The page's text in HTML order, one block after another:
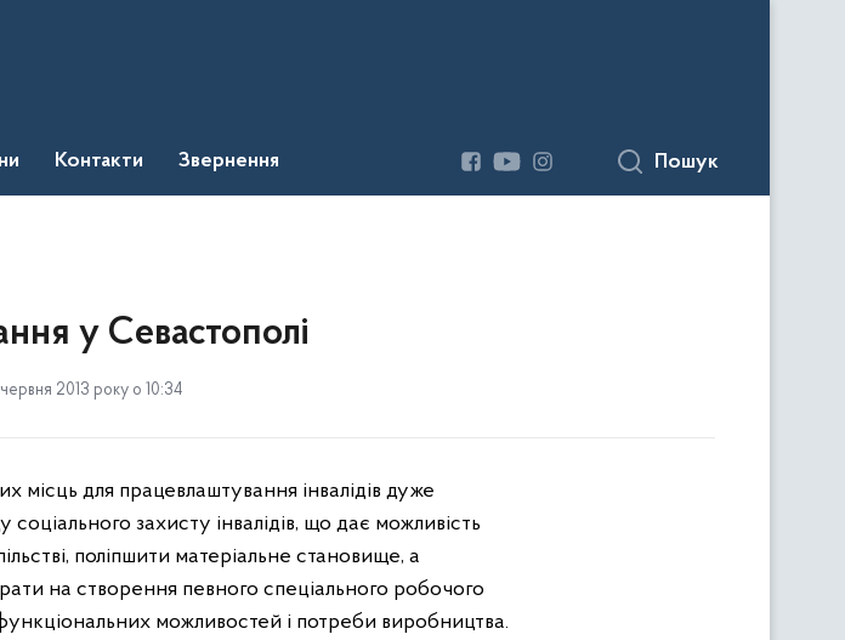
Контакти Звернення Пошук
у Севастополі
2013 року о 10:34
місць для працевлаштування інвалідів дуже
захисту інвалідів, що дає можливість
поліпшити матеріальне становище, а
на створення певного спеціального робочого
можливостей і потреби виробництва.